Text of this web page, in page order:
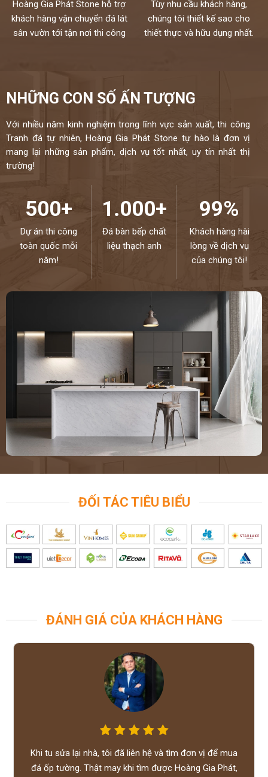
mọi không gian.
Chúng tôi không bán lẻ đá tấm chỉ nhận gia công chế tác và lắp đặt
theo yêu cầu cho khách hàng nên không phải qua trung gian
có vấn đề gì sẽ có bộ phận kỹ thuật đến xử lí cho khách hàng trong
vòng 24h,tất cả thành phẩm của chúng tôi sẽ được lưu bảo hành
trên máy tính,chúng tôi sẽ luôn đồng hành cùng khách hàng.
Đá cao cấp Hoàng Gia Phát tự hào là đơn vị
NIỀM TIN CỦA KHÁCH LÀ HẠNH PHÚC CỦA CHÚNG TÔI - HÂN
HẠNH
ĐƯỢC PHỤC VỤ QUÝ KHÁCH – HOTLINE:
0972101656 -
0946916986
Hoàng Gia Phát Stone hỗ trợ
khách hàng vận chuyển đá lát
sân vườn tới tận nơi thi công
Tùy nhu cầu khách hàng,
chúng tôi thiết kế sao cho
thiết thực và hữu dụng nhất.
NHỮNG CON SỐ ẤN TƯỢNG
Với nhiều năm kinh nghiệm trong lĩnh vực sản xuất, thi công
Tranh đá tự nhiên, Hoàng Gia Phát Stone tự hào là đơn vị
mang lại những sản phẩm, dịch vụ tốt nhất, uy tín nhất thị
trường!
500+
Dự án thi công
toàn quốc mỗi
năm!
1.000+
Đá bàn bếp chất
liệu thạch anh
99%
Khách hàng hài
lòng về dịch vụ
của chúng tôi!
ĐỐI TÁC TIÊU BIỂU
ĐÁNH GIÁ CỦA KHÁCH HÀNG
Khi tu sửa lại nhà, tôi đã liên hệ và tìm đơn vị để mua
đá ốp tường. Thật may khi tìm được Hoàng Gia Phát,